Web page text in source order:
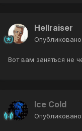
Hellraiser
Опубликовано:
Вот вам заняться не
Ice Cold
Опубликовано: